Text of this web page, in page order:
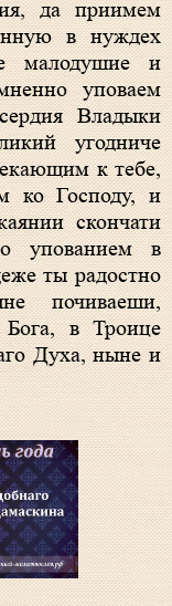
да приимем
в нуждех
малодушие и
уповаем
Владыки
угодниче
к тебе,
ко Господу, и
скончати
упованием в
ты радостно
почиваеши,
Бога, в Троице
Духа, ныне и